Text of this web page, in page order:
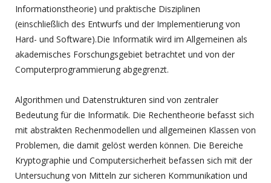
Informationstheorie) und praktische Disziplinen
(einschließlich des Entwurfs und der Implementierung von
Hard- und Software).Die Informatik wird im Allgemeinen als
akademisches Forschungsgebiet betrachtet und von der
Computerprogrammierung abgegrenzt.
Algorithmen und Datenstrukturen sind von zentraler
Bedeutung für die Informatik. Die Rechentheorie befasst sich
mit abstrakten Rechenmodellen und allgemeinen Klassen von
Problemen, die damit gelöst werden können. Die Bereiche
Kryptographie und Computersicherheit befassen sich mit der
Untersuchung von Mitteln zur sicheren Kommunikation und